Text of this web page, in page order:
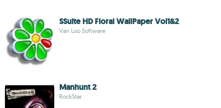
SSuite HD Floral WallPaper Vol1&2
Van Loo Software
Manhunt 2
RockStar